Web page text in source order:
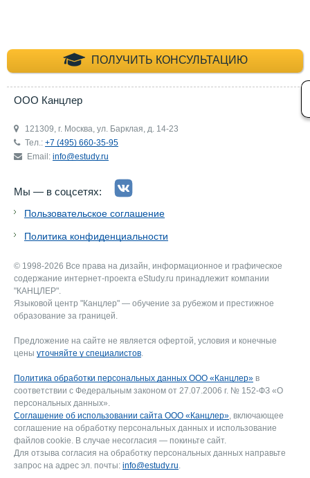
ПОЛУЧИТЬ КОНСУЛЬТАЦИЮ
+7 (495) 660-35-
ООО Канцлер
121309, г. Москва, ул. Барклая, д. 14-23
Тел.: +7 (495) 660-35-95
Email: info@estudy.ru
Мы — в соцсетях:
Пользовательское соглашение
Политика конфиденциальности
© 1998-2026 Все права на дизайн, информационное и графическое
содержание интернет-проекта eStudy.ru принадлежит компании
"КАНЦЛЕР".
Языковой центр "Канцлер" — обучение за рубежом и престижное
образование за границей.
Предложение на сайте не является офертой, условия и конечные
цены уточняйте у специалистов
Политика обработки персональных данных ООО «Канцлер» в
соответствии с Федеральным законом от 27.07.2006 г. № 152-ФЗ «О
персональных данных».
Соглашение об использовании сайта ООО «Канцлер» , включающее
соглашение на обработку персональных данных и использование
файлов cookie. В случае несогласия — покиньте сайт.
Для отзыва согласия на обработку персональных данных направьте
запрос на адрес эл. почты: info@estudy.ru